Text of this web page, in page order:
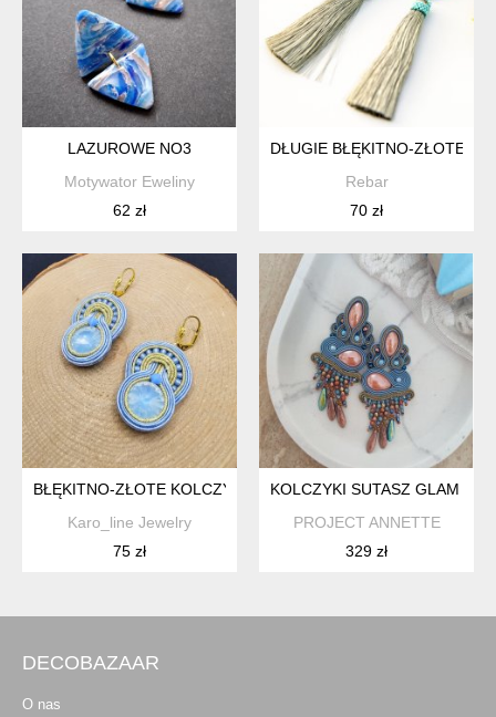
LAZUROWE NO3
Motywator Eweliny
62 zł
DŁUGIE BŁĘKITNO-ZŁOTE
Rebar
70 zł
BŁĘKITNO-ZŁOTE KOLCZYKI SUTASZ
Karo_line Jewelry
75 zł
KOLCZYKI SUTASZ GLAM
PROJECT ANNETTE
329 zł
DECOBAZAAR
O nas